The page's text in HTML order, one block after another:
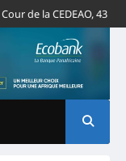
de la CEDEAO, 43